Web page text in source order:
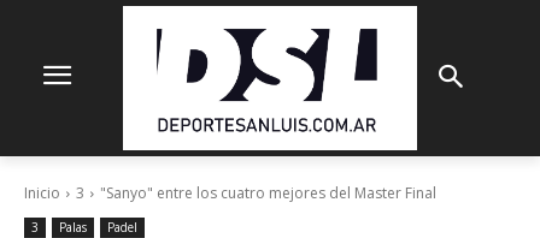
Inicio 3 "Sanyo" entre los cuatro mejores del Master Final
3 Palas Padel